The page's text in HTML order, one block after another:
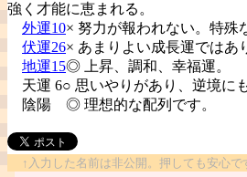
強く才能に恵まれる。
外運10× 努力が報われない。特殊
伏運26× あまりよい成長運ではあ
地運15◎ 上昇、調和、幸福運。
天運 6○ 思いやりがあり、逆境に
陰陽 ◎ 理想的な配列です。
↑入力した名前は非公開。押しても安心で